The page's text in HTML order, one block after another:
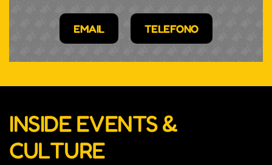
EMAIL TELEFONO
INSIDE EVENTS &
CULTURE